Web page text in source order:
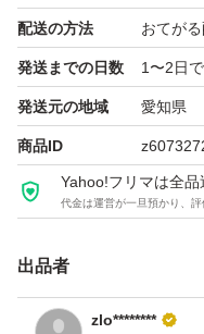
■発送
静電気防止袋に入れて
お支払い確認後24時間
配送の方法 おてがる
発送までの日数 1〜2日
発送元の地域 愛知県
商品ID
Yahoo!フリマは全
代金は運営が一旦預かり、
出品者
zlo********